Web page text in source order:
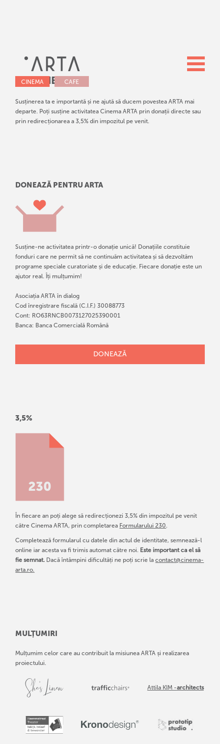
CINEMA CAFE
SUSȚINE ARTA
Susținerea ta e importantă și ne ajută să ducem povestea ARTA mai
departe. Poți susține activitatea Cinema ARTA prin donații directe sau
prin redirecționarea a 3,5% din impozitul pe venit.
DONEAZĂ PENTRU ARTA
Susține-ne activitatea printr-o donație unică! Donațiile constituie
fonduri care ne permit să ne continuăm activitatea și să dezvoltăm
programe speciale curatoriate și de educație. Fiecare donație este un
ajutor real. Îți mulțumim!
Asociația ARTA în dialog
Cod înregistrare fiscală (C.I.F.) 30088773
Cont: RO63RNCB0073127025390001
Banca: Banca Comercială Română
DONEAZĂ
3,5%
În fiecare an poți alege să redirecționezi 3,5% din impozitul pe venit
către Cinema ARTA, prin completarea Formularului 230.
Completează formularul cu datele din actul de identitate, semnează-l
online iar acesta va fi trimis automat către noi. Este important ca el să
fie semnat. Dacă întâmpini dificultăți ne poți scrie lacontact@cinema-
arta.ro.
MULȚUMIRI
Mulțumim celor care au contribuit la misiunea ARTA și realizarea
proiectului.
Attila KIM -architects